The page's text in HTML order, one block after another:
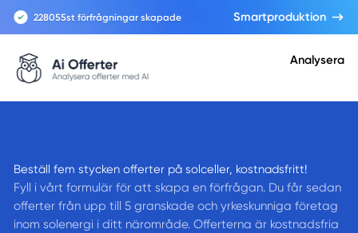
228055st förfrågningar skapade Smartproduktion
Analysera
Beställ fem stycken offerter på solceller, kostnadsfritt!
Fyll i vårt formulär för att skapa en förfrågan. Du får sedan
offerter från upp till 5 granskade och yrkeskunniga företag
inom solenergi i ditt närområde. Offerterna är kostnadsfria